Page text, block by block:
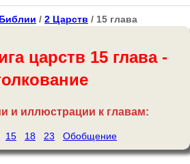
/ 2 Царств / 15 глава
царств 15 глава -
и иллюстрации к главам:
15 18 23 Обобщение